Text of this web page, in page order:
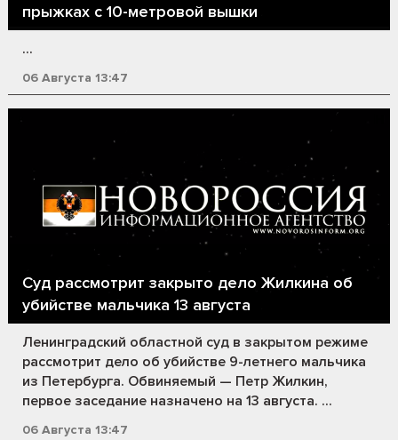
прыжках с 10-метровой вышки
...
06 Августа 13:47
Суд рассмотрит закрыто дело Жилкина об
убийстве мальчика 13 августа
Ленинградский областной суд в закрытом режиме
рассмотрит дело об убийстве 9-летнего мальчика
из Петербурга. Обвиняемый — Петр Жилкин,
первое заседание назначено на 13 августа. ...
06 Августа 13:47